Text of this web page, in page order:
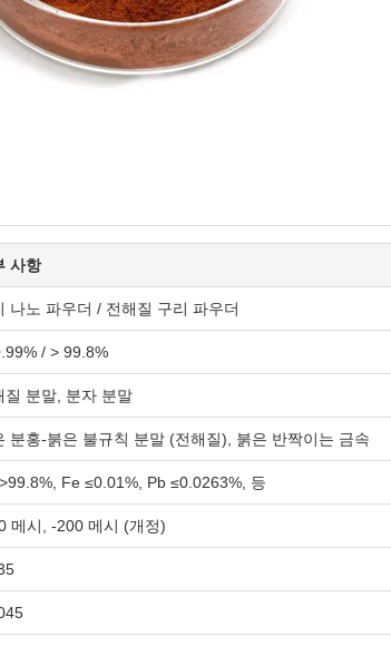
사항
나노 파우더 / 전해질 구리 파우더
/ > 99.8%
질 분말, 분자 분말
분홍-붉은 불규칙 분말 (전해질), 붉은 반짝이는 금속
Fe ≤0.01%, Pb ≤0.0263%, 등
메시, -200 메시 (개정)